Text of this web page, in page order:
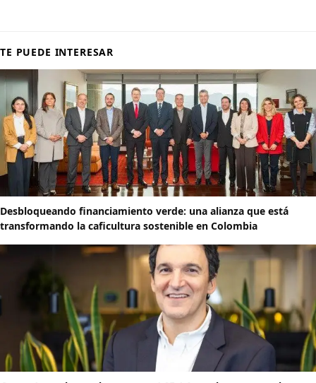
TE PUEDE INTERESAR
Desbloqueando financiamiento verde: una alianza que está
transformando la caficultura sostenible en Colombia